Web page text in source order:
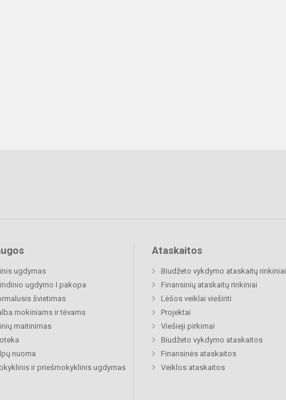
ugdymas
ugdymo I pakopa
švietimas
mokiniams ir tėvams
maitinimas
nuoma
ir priešmokyklinis ugdymas
Ataskaitos
Biudžeto vykdymo ataskaitų rinkiniai
Finansinių ataskaitų rinkiniai
Lėšos veiklai viešinti
Projektai
Viešieji pirkimai
Biudžeto vykdymo ataskaitos
Finansinės ataskaitos
Veiklos ataskaitos